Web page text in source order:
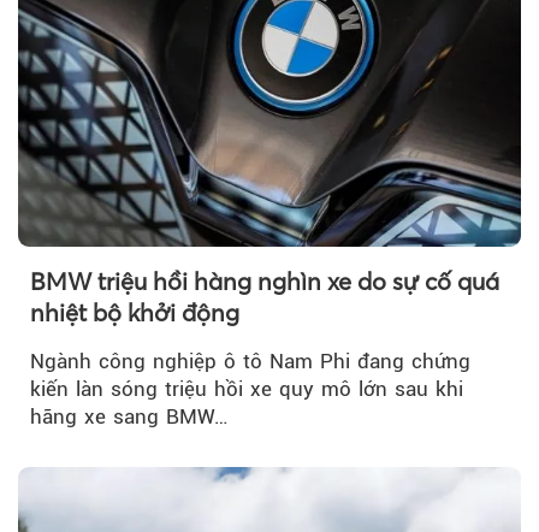
BMW triệu hồi hàng nghìn xe do sự cố quá
nhiệt bộ khởi động
Ngành công nghiệp ô tô Nam Phi đang chứng
kiến làn sóng triệu hồi xe quy mô lớn sau khi
hãng xe sang BMW…